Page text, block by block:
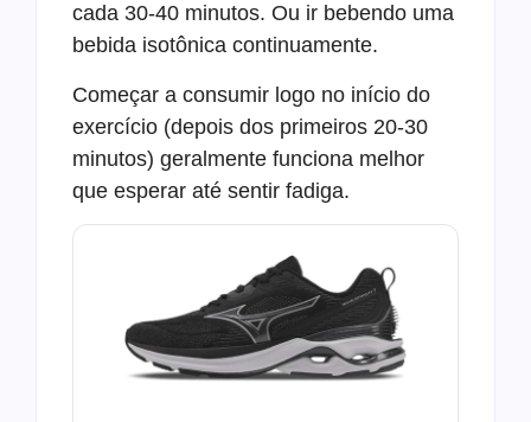
cada 30-40 minutos. Ou ir bebendo uma
bebida isotônica continuamente.
Começar a consumir logo no início do
exercício (depois dos primeiros 20-30
minutos) geralmente funciona melhor
que esperar até sentir fadiga.